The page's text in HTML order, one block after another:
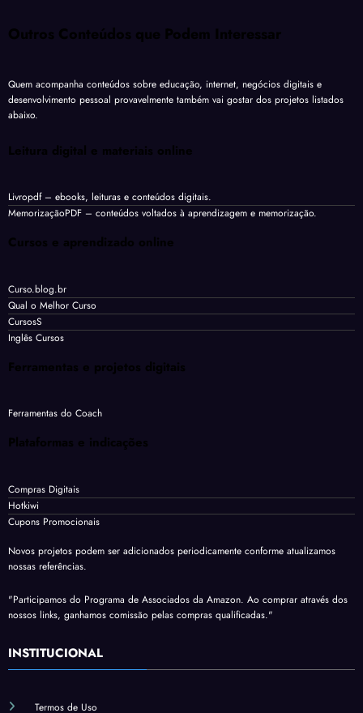
Outros Conteúdos que Podem Interessar
Quem acompanha conteúdos sobre educação, internet, negócios digitais e
desenvolvimento pessoal provavelmente também vai gostar dos projetos listados
abaixo.
Leitura digital e materiais online
Livropdf– ebooks, leituras e conteúdos digitais.
MemorizaçãoPDF – conteúdos voltados à aprendizagem e memorização.
Cursos e aprendizado online
Curso.blog.br
Qual o Melhor Curso
CursosS
Inglês Cursos
Ferramentas e projetos digitais
Ferramentas do Coach
Plataformas e indicações
Compras Digitais
Hotkiwi
Cupons Promocionais
Novos projetos podem ser adicionados periodicamente conforme atualizamos
nossas referências.
"Participamos do Programa de Associados da Amazon. Ao comprar através dos
nossos links, ganhamos comissão pelas compras qualificadas."
INSTITUCIONAL
Termos de Uso